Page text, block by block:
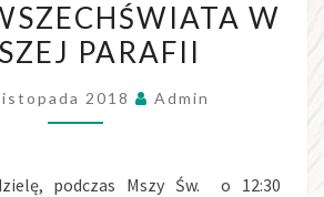
KRÓLA
WSZECHŚWIATA
NASZEJ
W
PARAFII
2018 Admin
podczas Mszy Św. o 12:30